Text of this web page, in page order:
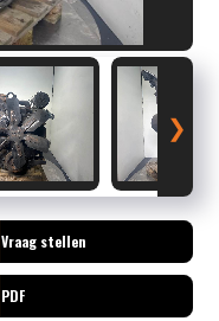
❯
Vraag stellen
PDF